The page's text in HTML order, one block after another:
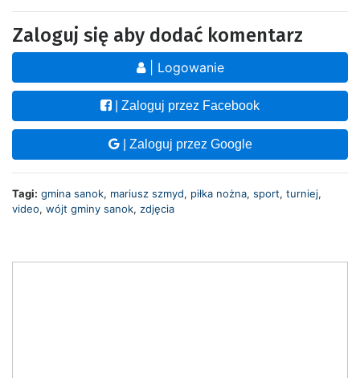
Zaloguj się aby dodać komentarz
| Logowanie
| Zaloguj przez Facebook
| Zaloguj przez Google
Tagi: gmina sanok, mariusz szmyd, piłka nożna, sport, turniej,
video, wójt gminy sanok, zdjęcia